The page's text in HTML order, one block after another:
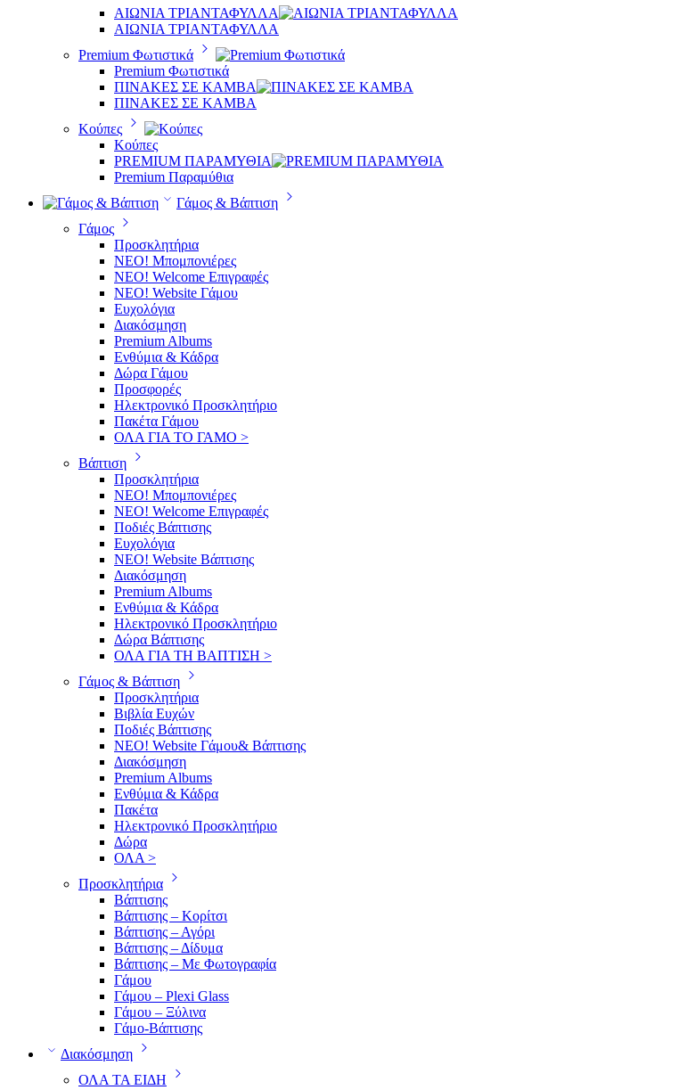
ΑΙΩΝΙΑ ΤΡΙΑΝΤΑΦΥΛΛΑ
ΑΙΩΝΙΑ ΤΡΙΑΝΤΑΦΥΛΛΑ
Premium Φωτιστικά
Premium Φωτιστικά
ΠΙΝΑΚΕΣ ΣΕ ΚΑΜΒΑ
ΠΙΝΑΚΕΣ ΣΕ ΚΑΜΒΑ
Κούπες
Κούπες
PREMIUM ΠΑΡΑΜΥΘΙΑ
Premium Παραμύθια
Γάμος & Βάπτιση
Γάμος
Προσκλητήρια
ΝΕΟ! Μπομπονιέρες
NEO! Welcome Επιγραφές
ΝΕΟ! Website Γάμου
Ευχολόγια
Διακόσμηση
Premium Albums
Ενθύμια & Κάδρα
Δώρα Γάμου
Προσφορές
Ηλεκτρονικό Προσκλητήριο
Πακέτα Γάμου
ΟΛΑ ΓΙΑ ΤΟ ΓΑΜΟ >
Βάπτιση
Προσκλητήρια
ΝΕΟ! Μπομπονιέρες
NEO! Welcome Επιγραφές
Ποδιές Βάπτισης
Ευχολόγια
ΝΕΟ! Website Βάπτισης
Διακόσμηση
Premium Albums
Ενθύμια & Κάδρα
Ηλεκτρονικό Προσκλητήριο
Δώρα Βάπτισης
ΟΛΑ ΓΙΑ ΤΗ ΒΑΠΤΙΣΗ >
Γάμος & Βάπτιση
Προσκλητήρια
Βιβλία Ευχών
Ποδιές Βάπτισης
ΝΕΟ! Website Γάμου& Βάπτισης
Διακόσμηση
Premium Albums
Ενθύμια & Κάδρα
Πακέτα
Ηλεκτρονικό Προσκλητήριο
Δώρα
ΟΛΑ >
Προσκλητήρια
Βάπτισης
Βάπτισης – Κορίτσι
Βάπτισης – Αγόρι
Βάπτισης – Δίδυμα
Βάπτισης – Με Φωτογραφία
Γάμου
Γάμου – Plexi Glass
Γάμου – Ξύλινα
Γάμο-Βάπτισης
Διακόσμηση
ΟΛΑ ΤΑ ΕΙΔΗ